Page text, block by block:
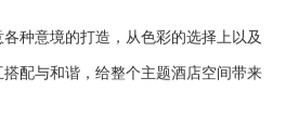
种意境的打造，从色彩的选择上以及
配与和谐，给整个主题酒店空间带来